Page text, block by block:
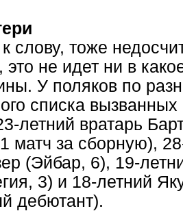
слову, тоже
это не идет ни в
У поляков по
списка
летний вратарь
матч за сборную),
(Эйбар, 6), 19-
3) и 18-летний
дебютант).